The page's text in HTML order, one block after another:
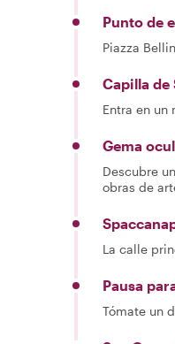
Punto de
Piazza
Capilla de
Entra en un
Gema
Descubre
obras de
La calle
Pausa
Tómate un